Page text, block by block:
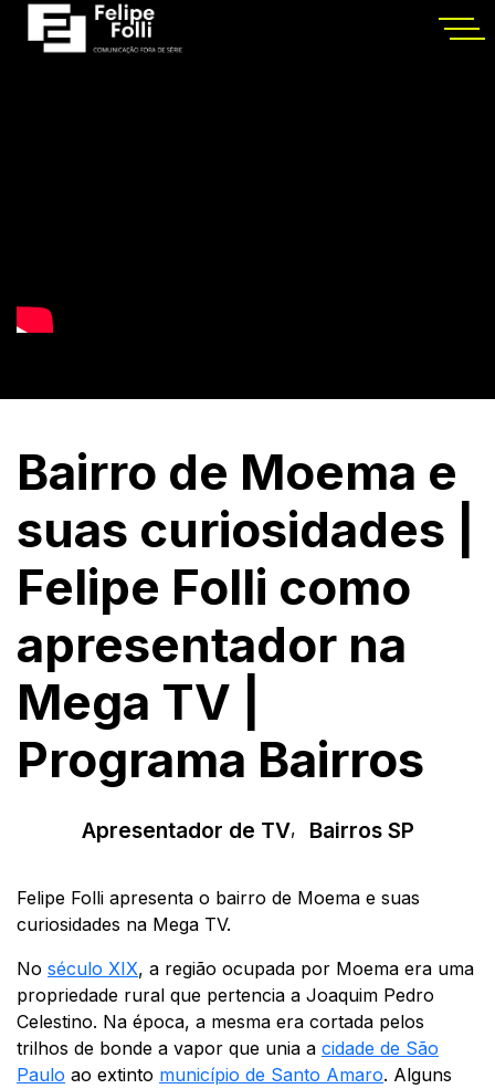
Bairro de Moema e
suas curiosidades |
Felipe Folli como
apresentador na
Mega TV |
Programa Bairros
Apresentador de TV, Bairros SP
Felipe Folli apresenta o bairro de Moema e suas
curiosidades na Mega TV.
No século XIX, a região ocupada por Moema era uma
propriedade rural que pertencia a Joaquim Pedro
Celestino. Na época, a mesma era cortada pelos
trilhos de bonde a vapor que unia a cidade de São
Paulo ao extinto município de Santo Amaro. Alguns